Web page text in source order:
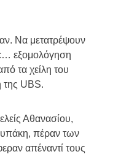
Να μετατρέψουν
εξομολόγηση
τα χείλη του
της UBS.
Αθανασίου,
πέραν των
απέναντί τους